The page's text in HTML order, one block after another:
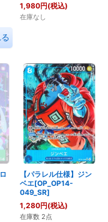
1,980円(税込)
在庫なし
【パラレル仕様】ジン
ベエ[OP_OP14-
049_SR]
1,280円(税込)
在庫数 2点